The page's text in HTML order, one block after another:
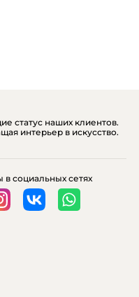
статус наших клиентов.
интерьер в искусство.
в социальных сетях